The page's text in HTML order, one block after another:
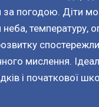
за погодою. Діти
температуру,
мислення.
і початкової